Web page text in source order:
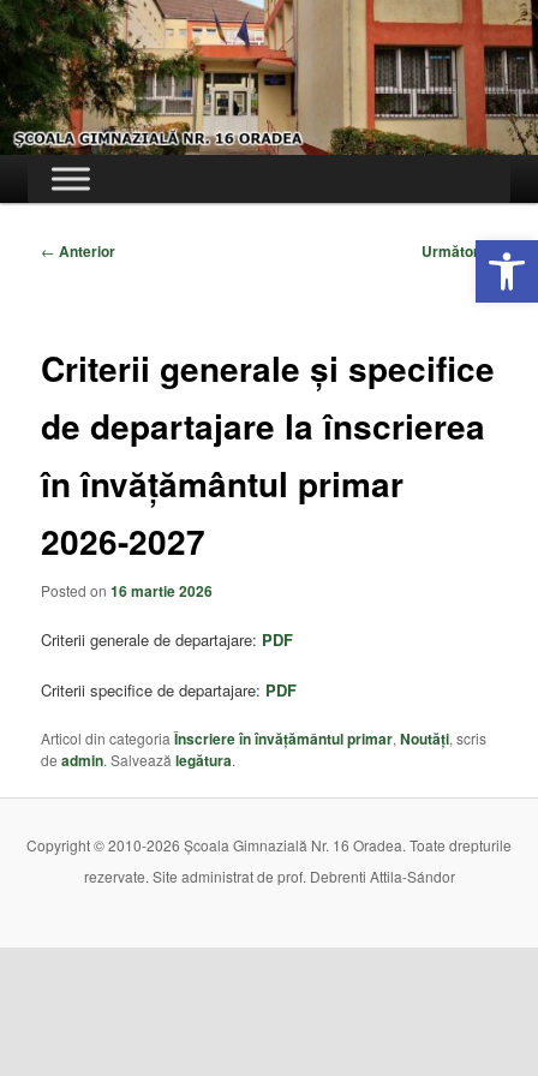
Deschide
Sari
la
conținutul
principalȘcoala Gimnazială Nr. 16 Oradea
Site-ul Școlii Gimnaziale Nr. 16 Oradea
principal
Navigare
← Anterior Următor
Criterii generale și specifice
de departajare la înscrierea
în învățământul primar
2026-2027
Posted on16 martie 2026
Criterii generale de departajare: PDF
Criterii specifice de departajare: PDF
Articol din categoriaÎnscriere în învățământul primar,Noutăți, scris
deadmin. Salveazălegătura.
Copyright © 2010-2026 Școala Gimnazială Nr. 16 Oradea. Toate drepturile
rezervate. Site administrat de prof. Debrenti Attila-Sándor